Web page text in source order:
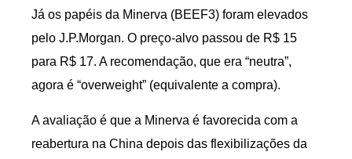
Já os papéis da Minerva (BEEF3) foram elevados
pelo J.P.Morgan. O preço-alvo passou de R$ 15
para R$ 17. A recomendação, que era “neutra”,
agora é “overweight” (equivalente a compra).
A avaliação é que a Minerva é favorecida com a
reabertura na China depois das flexibilizações da